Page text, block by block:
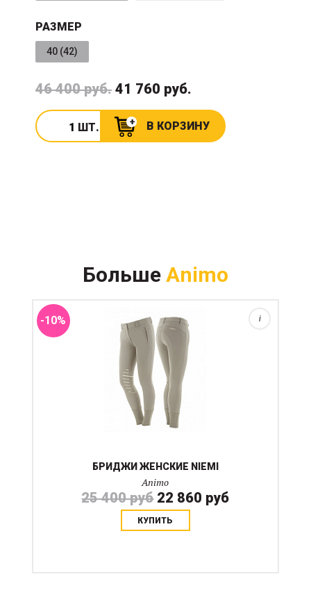
РАЗМЕР
40 (42)
46 400 руб. 41 760 руб.
ШТ. В КОРЗИНУ
Больше Animo
-10%
минималистичном стиле нитками в цвет ткани.
Посадка средняя на бедрах и чуть выше. Внутри
БРИДЖИ ЖЕНСКИЕ NIEMI
Animo
25 400 руб 22 860 руб
КУПИТЬ
i